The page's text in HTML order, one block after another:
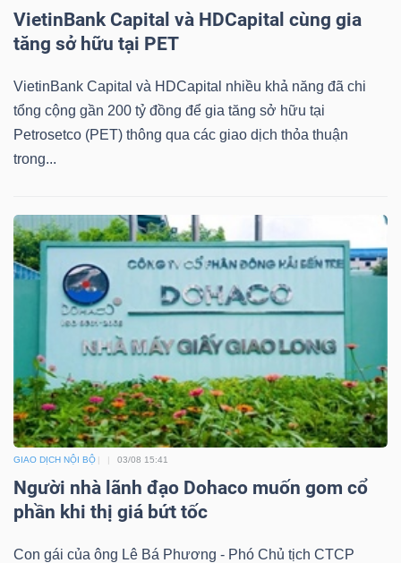
VietinBank Capital và HDCapital cùng gia
tăng sở hữu tại PET
VietinBank Capital và HDCapital nhiều khả năng đã chi
tổng cộng gần 200 tỷ đồng để gia tăng sở hữu tại
Petrosetco (PET) thông qua các giao dịch thỏa thuận
trong...
GIAO DỊCH NỘI BỘ 03/08 15:41
Người nhà lãnh đạo Dohaco muốn gom cổ
phần khi thị giá bứt tốc
Con gái của ông Lê Bá Phương - Phó Chủ tịch CTCP
Dịch
vụ
Đào
tạo
Sách
Công
cụ
đầu
tư